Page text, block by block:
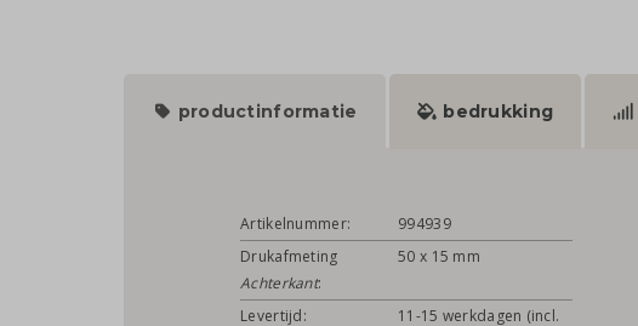
productinformatie bedrukking
Artikelnummer:
994939
Drukafmeting
Achterkant:
50 x 15 mm
Levertijd:
11-15 werkdagen (incl.